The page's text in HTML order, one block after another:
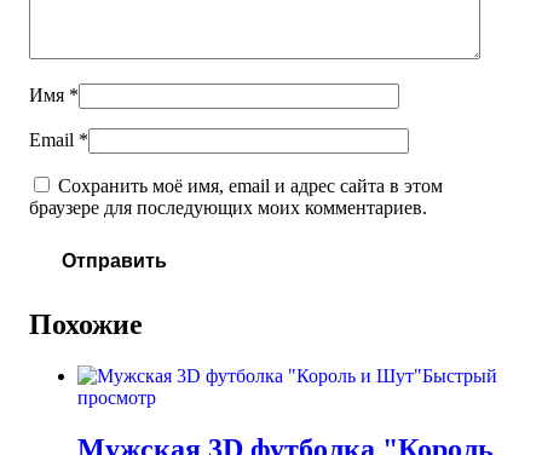
Имя *
Email *
Сохранить моё имя, email и адрес сайта в этом
браузере для последующих моих комментариев.
Похожие
Быстрый
просмотр